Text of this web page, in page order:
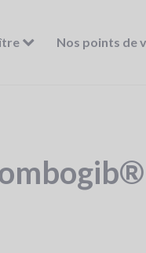
Nos points de